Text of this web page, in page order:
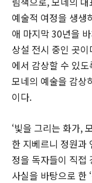
예술적 여정을 생생
애 마지막 30년을
상설 전시 중인 곳
에서 감상할 수 있
모네의 예술을 감상
이다.
‘빛을 그리는 화가,
한 지베르니 정원과
정을 독자들이 직접
사실을 바탕으로 한